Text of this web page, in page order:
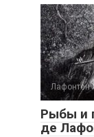
Лафонтен
Рыбы и
де